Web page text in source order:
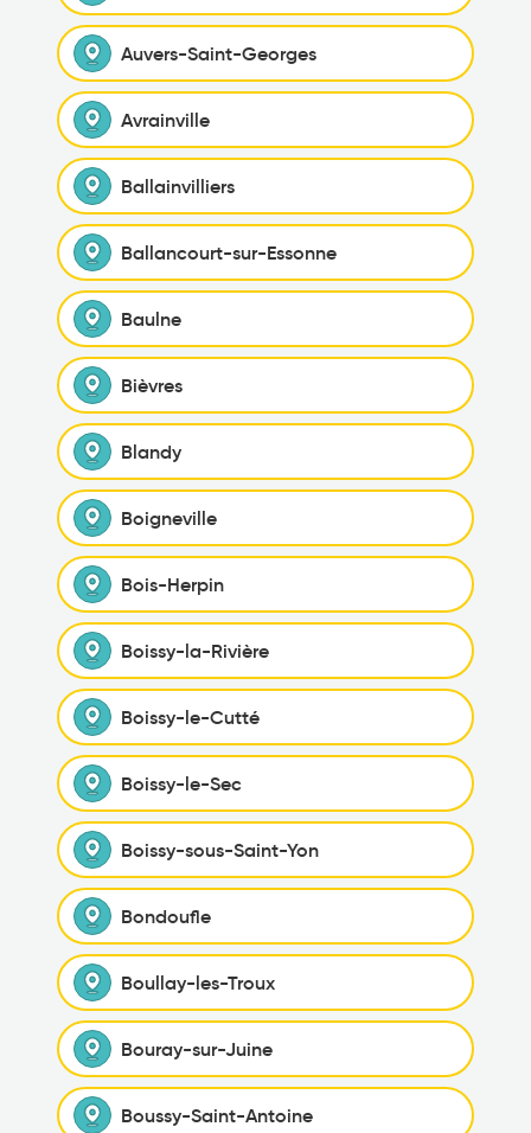
Auvers-Saint-Georges
Avrainville
Ballainvilliers
Ballancourt-sur-Essonne
Baulne
Bièvres
Blandy
Boigneville
Bois-Herpin
Boissy-la-Rivière
Boissy-le-Cutté
Boissy-le-Sec
Boissy-sous-Saint-Yon
Bondoufle
Boullay-les-Troux
Bouray-sur-Juine
Boussy-Saint-Antoine